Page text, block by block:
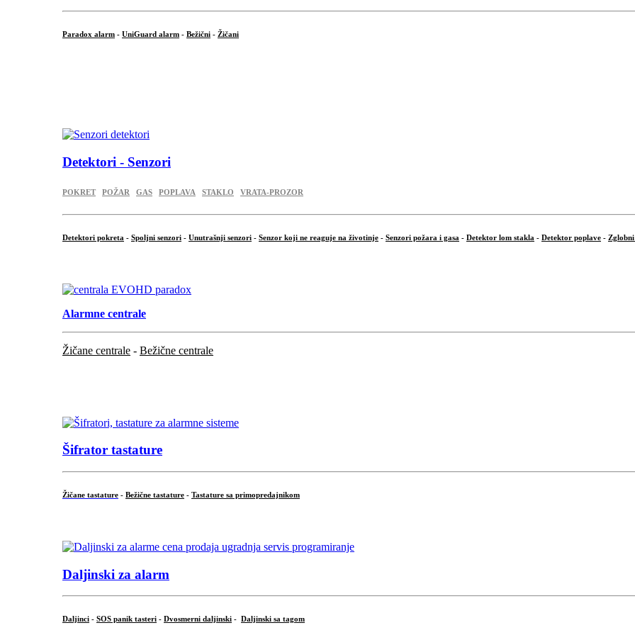
Paradox alarm - UniGuard alarm - Bežični - Žičani
Detektori - Senzori
POKRET POŽAR GAS POPLAVA STAKLO VRATA-PROZOR
Detektori pokreta - Spoljni senzori - Unutrašnji senzori - Senzor koji ne reaguje na životinje - Senzori požara i gasa - Detektor lom stakla - Detektor poplave - Zglobni
Alarmne centrale
Žičane centrale - Bežične centrale
Šifrator tastature
Žičane tastature - Bežične tastature - Tastature sa primopredajnikom
Daljinski za alarm
Daljinci - SOS panik tasteri - Dvosmerni daljinski - Daljinski sa tagom